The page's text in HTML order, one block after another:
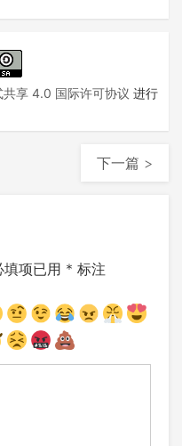
享 4.0 国际许可协议 进行
下一篇 >
填项已用 * 标注